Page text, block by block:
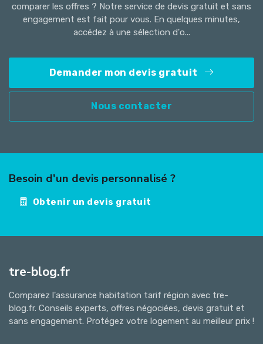
comparer les offres ? Notre service de devis gratuit et sans
engagement est fait pour vous. En quelques minutes,
accédez à une sélection d'o...
Demander mon devis gratuit
Nous contacter
Besoin d'un devis personnalisé ?
Obtenir un devis gratuit
tre-blog.fr
Comparez l'assurance habitation tarif région avec tre-
blog.fr. Conseils experts, offres négociées, devis gratuit et
sans engagement. Protégez votre logement au meilleur prix !